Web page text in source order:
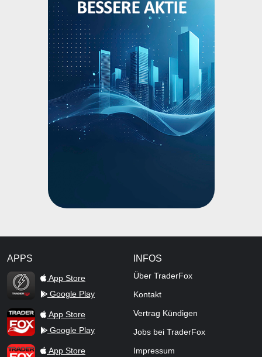
APPS
TraderFox Flash
App Store
Google Play
TraderFox AppApp Store
Google Play
TraderFox ProApp Store
INFOS
Über TraderFox
Kontakt
Vertrag Kündigen
Jobs bei TraderFox
Impressum